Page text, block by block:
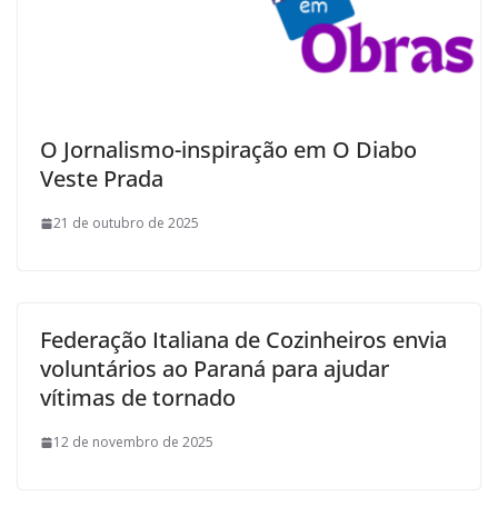
O Jornalismo-inspiração em O Diabo
Veste Prada
21 de outubro de 2025
Federação Italiana de Cozinheiros envia
voluntários ao Paraná para ajudar
vítimas de tornado
12 de novembro de 2025